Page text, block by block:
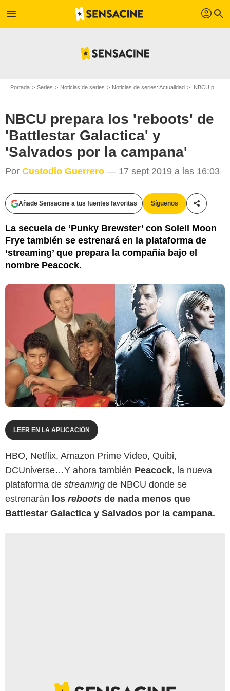
menu profil search
Portada Series Noticias de series Noticias de series: Actualidad NBCU prepara los 'reboots' de 'Battlestar Galactica' y 'Salvados por la campana'
NBCU prepara los 'reboots' de
'Battlestar Galactica' y
'Salvados por la campana'
Por Custodio Guerrero — 17 sept 2019 a las 16:03
Añade Sensacine a tus fuentes favoritas Síguenos
La secuela de ‘Punky Brewster’ con Soleil Moon
Frye también se estrenará en la plataforma de
‘streaming’ que prepara la compañía bajo el
nombre Peacock.
LEER EN LA APLICACIÓN
HBO, Netflix, Amazon Prime Video, Quibi,
DCUniverse…Y ahora también Peacock, la nueva
plataforma de streaming de NBCU donde se
estrenarán los reboots de nada menos que
Battlestar Galactica y Salvados por la campana.